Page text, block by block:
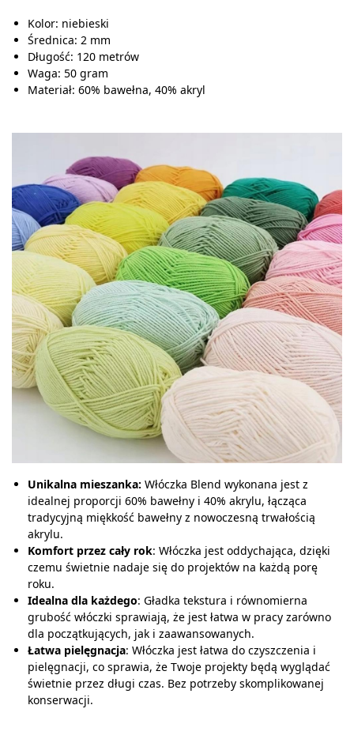
Kolor: niebieski
Średnica: 2 mm
Długość: 120 metrów
Waga: 50 gram
Materiał: 60% bawełna, 40% akryl
Unikalna mieszanka: Włóczka Blend wykonana jest z
idealnej proporcji 60% bawełny i 40% akrylu, łącząca
tradycyjną miękkość bawełny z nowoczesną trwałością
akrylu.
Komfort przez cały rok: Włóczka jest oddychająca, dzięki
czemu świetnie nadaje się do projektów na każdą porę
roku.
Idealna dla każdego: Gładka tekstura i równomierna
grubość włóczki sprawiają, że jest łatwa w pracy zarówno
dla początkujących, jak i zaawansowanych.
Łatwa pielęgnacja: Włóczka jest łatwa do czyszczenia i
pielęgnacji, co sprawia, że Twoje projekty będą wyglądać
świetnie przez długi czas. Bez potrzeby skomplikowanej
konserwacji.